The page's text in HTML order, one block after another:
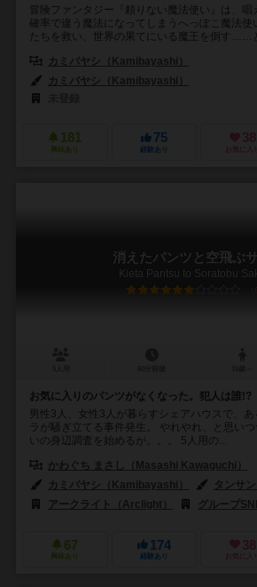
冒険ファンタジー『頼りない魔法使い』は、
確率で違う魔法になってしまうへっぽこ魔法使
たちを救い、世界の果てにいる魔王を倒す……
カミバヤシ（Kamibayashi）
カミバヤシ（Kamibayashi）
181
興味あり
75
経験あり
38
お気に入り
消えたパンツと空飛ぶ
Kieta Pantsu to Soratobu
お気に入りのパンツがなくなった。犯人は誰!?
男性3人、女性3人が暮らすシェアハウスで、
ラが騒ぎ立てる事件発生。 やれやれ、と思い
いの身辺調査を始めるが。。。 5人用の...
かわぐち まさし（Masashi Kawaguchi）
カミバヤシ（Kamibayashi）
タンサ
アークライト（Arclight）
グループ
67
興味あり
174
経験あり
38
お気に入り